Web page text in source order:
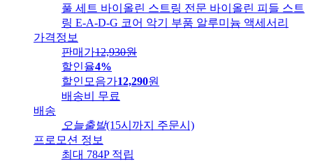
풀 세트 바이올린 스트링 전문 바이올린 피들 스트
링 E-A-D-G 코어 악기 부품 알루미늄 액세서리
가격정보
판매가12,930원
할인율4%
할인모음가12,290원
배송비
무료
배송
오늘출발(15시까지 주문시)
프로모션 정보
최대 784P 적립